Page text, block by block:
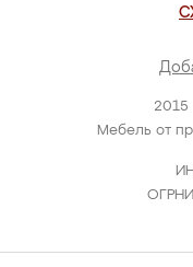
2015
Мебель от